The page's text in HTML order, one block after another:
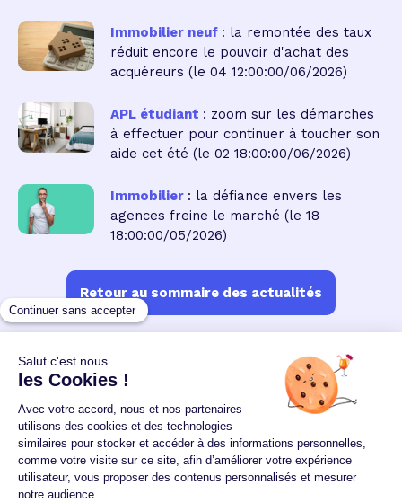
Immobilier neuf : la remontée des taux
réduit encore le pouvoir d'achat des
acquéreurs (le 04 12:00:00/06/2026)
APL étudiant : zoom sur les démarches
à effectuer pour continuer à toucher son
aide cet été (le 02 18:00:00/06/2026)
Immobilier : la défiance envers les
agences freine le marché (le 18
18:00:00/05/2026)
Retour au sommaire des actualités
Un crédit vous engage et doit être remboursé.
Vérifiez vos capacités de remboursement avant de
vous engager.